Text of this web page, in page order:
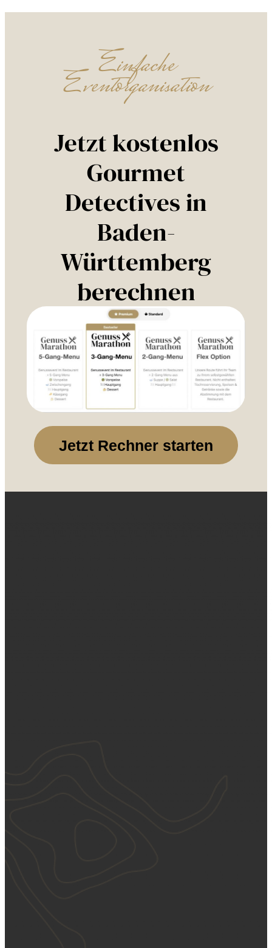
Einfache
Eventorganisation
Jetzt kostenlos
Gourmet
Detectives in
Baden-
Württemberg
berechnen
Jetzt Rechner starten